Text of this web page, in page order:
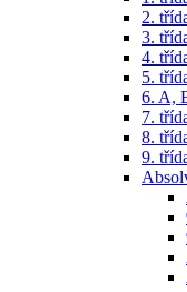
2.
3.
4.
5.
6. A,
7.
8.
9.